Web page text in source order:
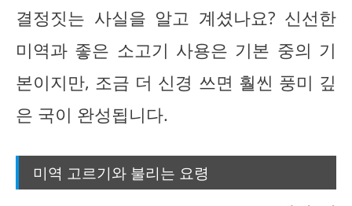
결정짓는 사실을 알고 계셨나요? 신선한
미역과 좋은 소고기 사용은 기본 중의 기
본이지만, 조금 더 신경 쓰면 훨씬 풍미 깊
은 국이 완성됩니다.
미역 고르기와 불리는 요령